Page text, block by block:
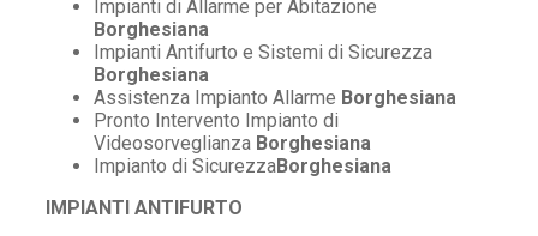
Impianti di Allarme per Abitazione
Borghesiana
Impianti Antifurto e Sistemi di Sicurezza
Borghesiana
Assistenza Impianto Allarme Borghesiana
Pronto Intervento Impianto di
Videosorveglianza Borghesiana
Impianto di SicurezzaBorghesiana
IMPIANTI ANTIFURTO